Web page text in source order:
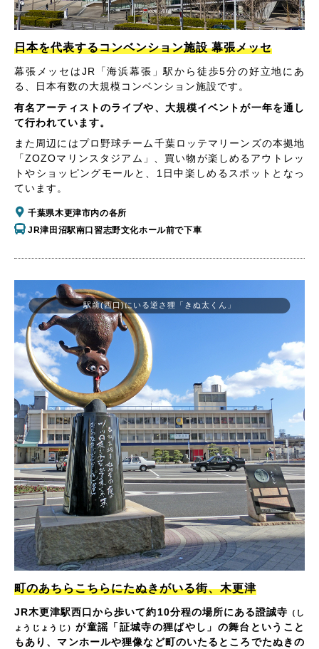
日本を代表するコンベンション施設 幕張メッセ
幕張メッセはJR「海浜幕張」駅から徒歩5分の好立地にあ
る、日本有数の大規模コンベンション施設です。
有名アーティストのライブや、大規模イベントが一年を通し
て行われています。
また周辺にはプロ野球チーム千葉ロッテマリーンズの本拠地
「ZOZOマリンスタジアム」、買い物が楽しめるアウトレッ
トやショッピングモールと、1日中楽しめるスポットとなっ
ています。
千葉県木更津市内の各所
JR津田沼駅南口習志野文化ホール前で下車
駅前(西口)にいる逆さ狸「きぬ太くん」
町のあちらこちらにたぬきがいる街、木更津
JR木更津駅西口から歩いて約10分程の場所にある證誠寺 （し
ょうじょうじ）が童謡「証城寺の狸ばやし」の舞台ということ
もあり、マンホールや狸像など町のいたるところでたぬきの